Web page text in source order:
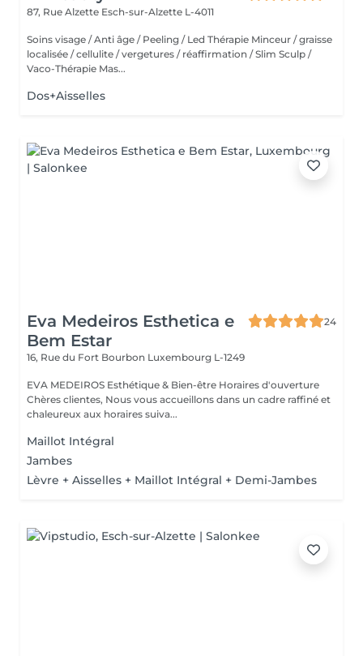
87, Rue Alzette Esch-sur-Alzette L-4011
Soins visage / Anti âge / Peeling / Led Thérapie Minceur / graisse
localisée / cellulite / vergetures / réaffirmation / Slim Sculp /
Vaco-Thérapie Mas...
Dos+Aisselles
Eva Medeiros Esthetica e
Bem Estar
24
16, Rue du Fort Bourbon Luxembourg L-1249
EVA MEDEIROS Esthétique & Bien-être Horaires d'ouverture
Chères clientes, Nous vous accueillons dans un cadre raffiné et
chaleureux aux horaires suiva...
Maillot Intégral
Jambes
Lèvre + Aisselles + Maillot Intégral + Demi-Jambes